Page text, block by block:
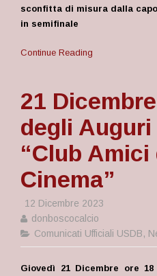
sconfitta di misura dalla
in semifinale
Continue Reading
21
degli Auguri
“Club Amici
Cinema”
12 Dicembre 2023
donboscocalcio
Comunicati Ufficiali USDB,
Giovedì 21 Dicembre ore